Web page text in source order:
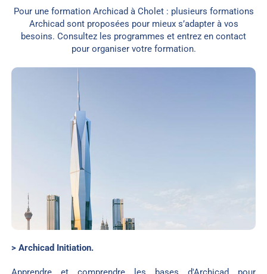
Pour une formation Archicad à Cholet : plusieurs formations
Archicad sont proposées pour mieux s’adapter à vos
besoins. Consultez les programmes et entrez en contact
pour organiser votre formation.
> Archicad Initiation.